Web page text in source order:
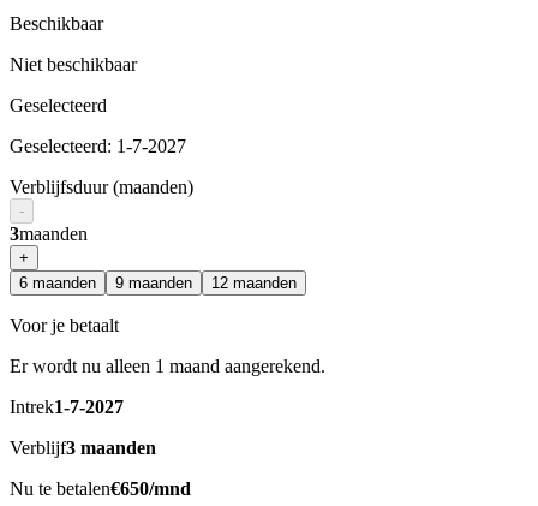
Beschikbaar
Niet beschikbaar
Geselecteerd
Geselecteerd: 1-7-2027
Verblijfsduur (maanden)
-
3maanden
+
6 maanden 9 maanden 12 maanden
Voor je betaalt
Er wordt nu alleen 1 maand aangerekend.
Intrek1-7-2027
Verblijf3 maanden
Nu te betalen€650/mnd